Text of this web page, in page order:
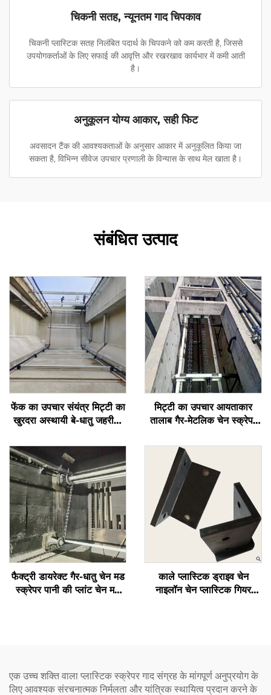
चिकनी सतह, न्यूनतम गाद चिपकाव
चिकनी प्लास्टिक सतह निलंबित पदार्थ के चिपकने को कम करती है, जिससे
उपयोगकर्ताओं के लिए सफाई की आवृत्ति और रखरखाव कार्यभार में कमी आती
है।
अनुकूलन योग्य आकार, सही फिट
अवसादन टैंक की आवश्यकताओं के अनुसार आकार में अनुकूलित किया जा
सकता है, विभिन्न सीवेज उपचार प्रणाली के विन्यास के साथ मेल खाता है।
संबंधित उत्पाद
फेंक का उपचार संयंत्र मिट्टी का
खुरदरा अस्थायी बे-धातु जहरीला
मिट्टी का उपचार आयताकार
तालाब गैर-मेटलिक चेन स्क्रेपर
फैक्ट्री डायरेक्ट गैर-धातु चेन मड
स्क्रेपर पानी की प्लांट चेन मड
काले प्लास्टिक ड्राइव चेन
नाइलॉन चेन प्लास्टिक गियर
एक उच्च शक्ति वाला प्लास्टिक स्क्रेपर गाद संग्रह के मांगपूर्ण अनुप्रयोग के
लिए आवश्यक संरचनात्मक निर्मलता और यांत्रिक स्थायित्व प्रदान करने के